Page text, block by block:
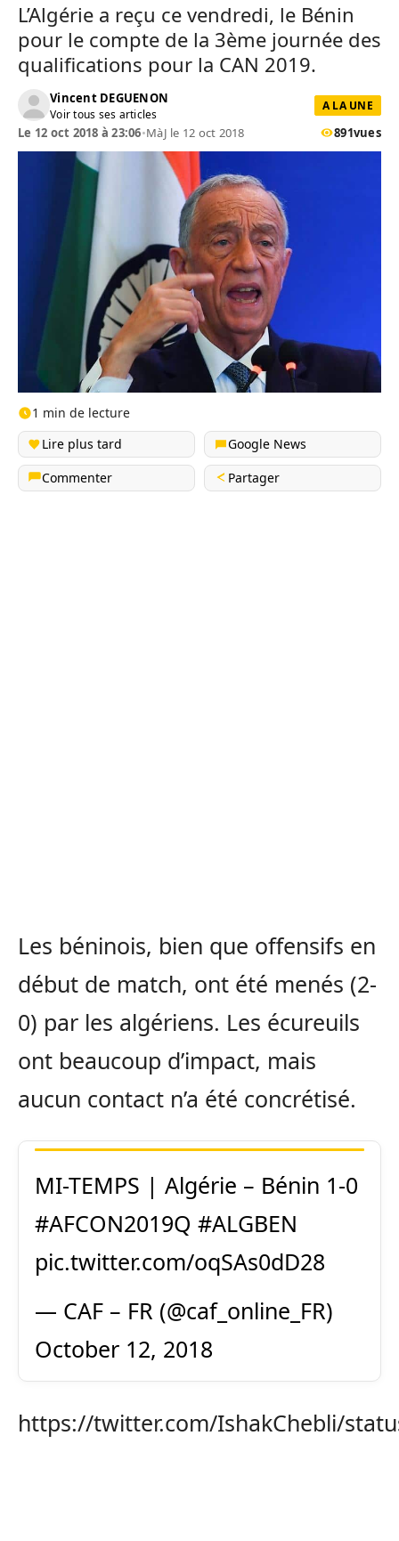
L’Algérie a reçu ce vendredi, le Bénin
pour le compte de la 3ème journée des
qualifications pour la CAN 2019.
Vincent DEGUENON
Voir tous ses articles
A LA UNE
Le 12 oct 2018 à 23:06•MàJ le 12 oct 2018 891vues
1 min de lecture
Lire plus tard
Google News
Commenter
Partager
Les béninois, bien que offensifs en
début de match, ont été menés (2-
0) par les algériens. Les écureuils
ont beaucoup d’impact, mais
aucun contact n’a été concrétisé.
MI-TEMPS | Algérie – Bénin 1-0
#AFCON2019Q #ALGBEN
pic.twitter.com/oqSAs0dD28
— CAF – FR (@caf_online_FR)
October 12, 2018
https://twitter.com/IshakChebli/